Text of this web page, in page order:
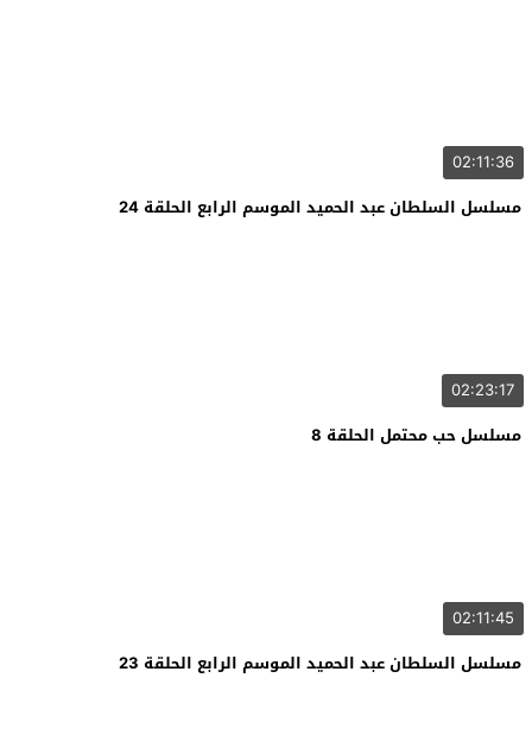
02:11:36
مسلسل السلطان عبد الحميد الموسم الرابع الحلقة 24
02:23:17
مسلسل حب محتمل الحلقة 8
02:11:45
مسلسل السلطان عبد الحميد الموسم الرابع الحلقة 23